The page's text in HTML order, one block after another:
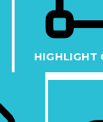
HIGHLIGHT